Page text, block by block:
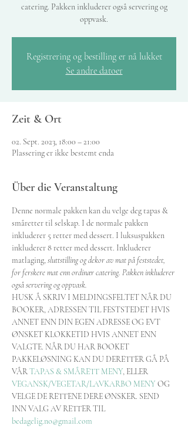
catering. Pakken inkluderer også servering og
oppvask.
Registrering og bestilling er nå lukket
Se andre datoer
Zeit & Ort
02. Sept. 2023, 18:00 – 21:00
Plassering er ikke bestemt enda
Über die Veranstaltung
Denne normale pakken kan du velge deg tapas &
småretter til selskap. I de normale pakken
inkluderer 5 retter med dessert. I luksuspakken
inkluderer 8 retter med dessert. Inkluderer
matlaging, sluttstilling og dekor av mat på feststedet,
for ferskere mat enn ordinær catering. Pakken inkluderer
også servering og oppvask.
HUSK Å SKRIV I MELDINGSFELTET NÅR DU
BOOKER, ADRESSEN TIL FESTSTEDET HVIS
ANNET ENN DIN EGEN ADRESSE OG EVT
ØNSKET KLOKKETID HVIS ANNET ENN
VALGTE. NÅR DU HAR BOOKET
PAKKELØSNING KAN DU DERETTER GÅ PÅ
VÅR TAPAS & SMÅRETT MENY, ELLER
VEGANSK/VEGETAR/LAVKARBO MENY OG
VELGE DE RETTENE DERE ØNSKER. SEND
INN VALG AV RETTER TIL
bedagelig.no@gmail.com